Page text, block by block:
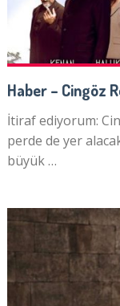
Haber – Cingöz
İtiraf ediyorum:
perde de yer
büyük …